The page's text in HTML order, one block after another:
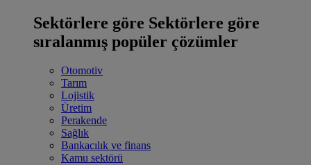
Sektörlere göre Sektörlere göre
sıralanmış popüler çözümler
Otomotiv
Tarım
Lojistik
Üretim
Perakende
Sağlık
Bankacılık ve finans
Kamu sektörü